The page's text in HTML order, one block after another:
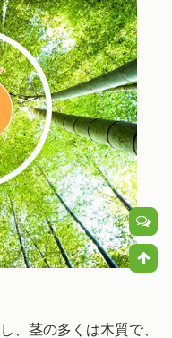
、茎の多くは木質で、